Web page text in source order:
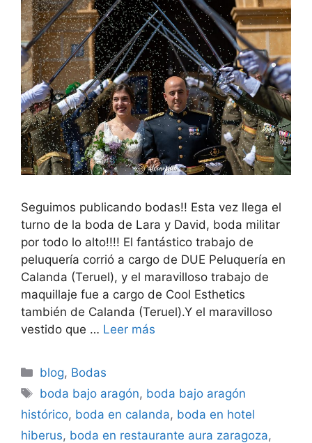
Seguimos publicando bodas!! Esta vez llega el
turno de la boda de Lara y David, boda militar
por todo lo alto!!!! El fantástico trabajo de
peluquería corrió a cargo de DUE Peluquería en
Calanda (Teruel), y el maravilloso trabajo de
maquillaje fue a cargo de Cool Esthetics
también de Calanda (Teruel).Y el maravilloso
vestido que … Leer más
Categorías
blog, Bodas
Etiquetas
boda bajo aragón, boda bajo aragón
histórico, boda en calanda, boda en hotel
hiberus, boda en restaurante aura zaragoza,